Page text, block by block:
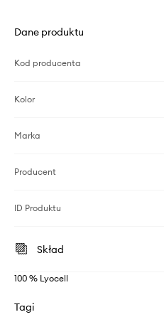
Dane produktu
Kod producenta
Kolor
Marka
Producent
ID Produktu
Skład
100 % Lyocell
Tagi